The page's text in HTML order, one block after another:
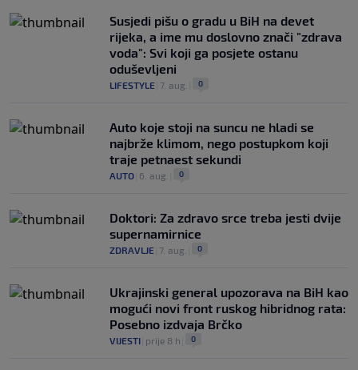
Susjedi pišu o gradu u BiH na devet
rijeka, a ime mu doslovno znači "zdrava
voda": Svi koji ga posjete ostanu
oduševljeni
LIFESTYLE 7. aug. 0
Auto koje stoji na suncu ne hladi se
najbrže klimom, nego postupkom koji
traje petnaest sekundi
AUTO 6. aug. 0
Doktori: Za zdravo srce treba jesti dvije
supernamirnice
ZDRAVLJE 7. aug. 0
Ukrajinski general upozorava na BiH kao
mogući novi front ruskog hibridnog rata:
Posebno izdvaja Brčko
VIJESTI prije 8 h 0